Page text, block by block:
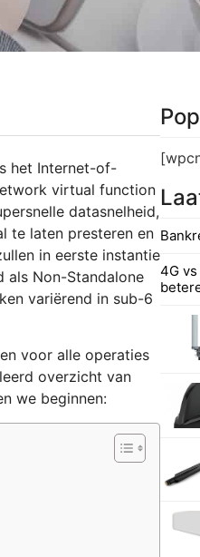
het Internet-of-
virtual function
datasnelheid,
te laten presteren en
in eerste instantie
als Non-Standalone
variërend in sub-6
voor alle operaties
overzicht van
we beginnen:
4G